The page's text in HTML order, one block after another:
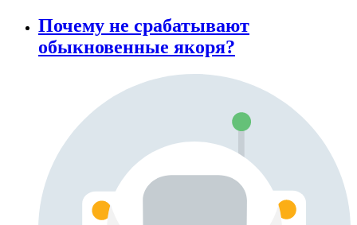
Почему не срабатывают
обыкновенные якоря?